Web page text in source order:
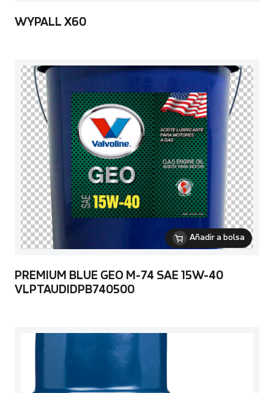
WYPALL X60
Añadir a bolsa
PREMIUM BLUE GEO M-74 SAE 15W-40
VLPTAUDIDPB740500